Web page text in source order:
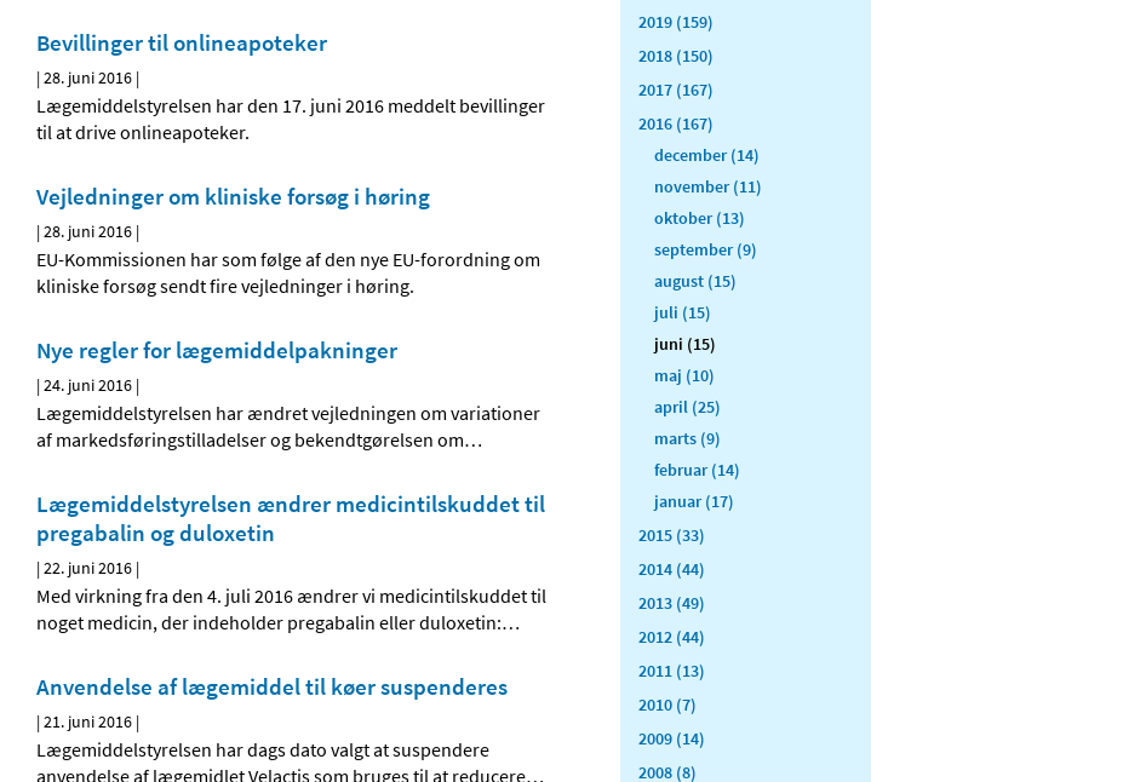
Bevillinger til onlineapoteker
|28. juni 2016 |
Lægemiddelstyrelsen har den 17. juni 2016 meddelt bevillinger
til at drive onlineapoteker.
Vejledninger om kliniske forsøg i høring
|28. juni 2016 |
EU-Kommissionen har som følge af den nye EU-forordning om
kliniske forsøg sendt fire vejledninger i høring.
Nye regler for lægemiddelpakninger
|24. juni 2016 |
Lægemiddelstyrelsen har ændret vejledningen om variationer
af markedsføringstilladelser og bekendtgørelsen om…
Lægemiddelstyrelsen ændrer medicintilskuddet til
pregabalin og duloxetin
|22. juni 2016 |
Med virkning fra den 4. juli 2016 ændrer vi medicintilskuddet til
noget medicin, der indeholder pregabalin eller duloxetin:…
Anvendelse af lægemiddel til køer suspenderes
|21. juni 2016 |
Lægemiddelstyrelsen har dags dato valgt at suspendere
anvendelse af lægemidlet Velactis som bruges til at reducere…
2019 (159)
2018 (150)
2017 (167)
2016 (167)
december (14)
november (11)
oktober (13)
september (9)
august (15)
juli (15)
juni (15)
maj (10)
april (25)
marts (9)
februar (14)
januar (17)
2015 (33)
2014 (44)
2013 (49)
2012 (44)
2011 (13)
2010 (7)
2009 (14)
2008 (8)